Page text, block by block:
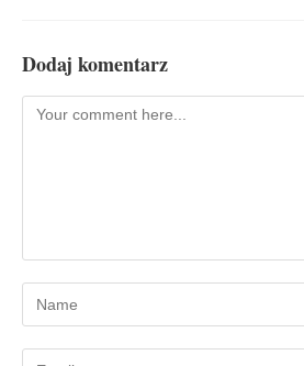
Dodaj komentarz